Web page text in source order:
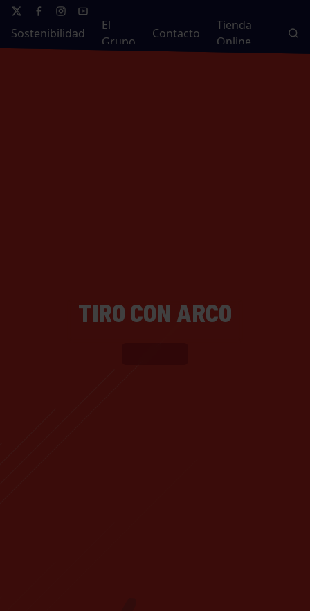
Sostenibilidad
El
Grupo
Contacto
Tienda
Online
TIRO CON ARCO